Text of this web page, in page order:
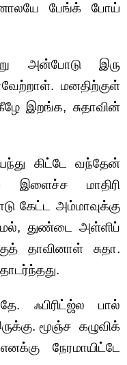
பேங்க் போய்
அன்போடு இரு
மனதிற்குள்
இறங்க, சுதாவின்
கிட்டே வந்தேன்
இளைச்ச மாதிரி
கேட்ட அம்மாவுக்கு
துண்டை அள்ளிப்
தாவினாள் சுதா.
ஃபிரிட்ஜ்ல பால்
மூஞ்ச கழுவிக்
நேரமாயிட்டே